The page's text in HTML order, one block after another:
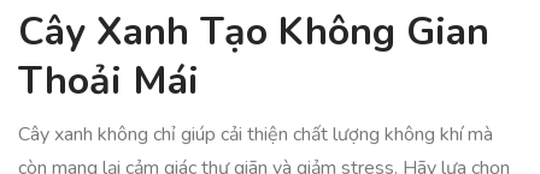
Cây Xanh Tạo Không Gian
Thoải Mái
Cây xanh không chỉ giúp cải thiện chất lượng không khí mà
còn mang lại cảm giác thư giãn và giảm stress. Hãy lựa chọn